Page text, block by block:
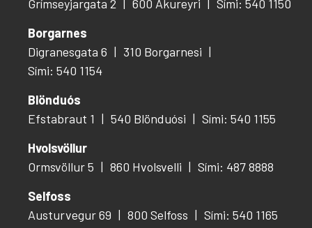
Grímseyjargata 2
600 Akureyri
Sími: 540 1150
Borgarnes
Digranesgata 6
310 Borgarnesi
Sími: 540 1154
Blönduós
Efstabraut 1
540 Blönduósi
Sími: 540 1155
Hvolsvöllur
Ormsvöllur 5
860 Hvolsvelli
Sími: 487 8888
Selfoss
Austurvegur 69
800 Selfoss Sími: 540 1165